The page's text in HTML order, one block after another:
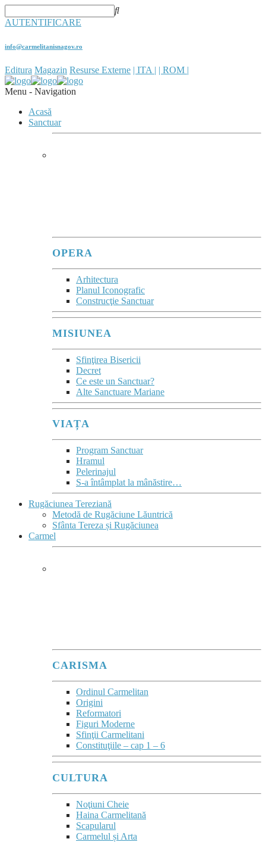
AUTENTIFICARE
info@carmelitanisnagov.ro
Editura Magazin Resurse Externe | ITA | | ROM |
Menu - Navigation
Acasă
Sanctuar
OPERA
Arhitectura
Planul Iconografic
Construcţie Sanctuar
MISIUNEA
Sfinţirea Bisericii
Decret
Ce este un Sanctuar?
Alte Sanctuare Mariane
VIAȚA
Program Sanctuar
Hramul
Pelerinajul
S-a întâmplat la mânăstire…
Rugăciunea Tereziană
Metodă de Rugăciune Lăuntrică
Sfânta Tereza și Rugăciunea
Carmel
CARISMA
Ordinul Carmelitan
Origini
Reformatori
Figuri Moderne
Sfinţii Carmelitani
Constituţiile – cap 1 – 6
CULTURA
Noţiuni Cheie
Haina Carmelitană
Scapularul
Carmelul și Arta